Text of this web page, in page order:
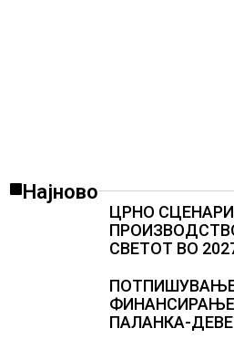
Најново
ЦРНО
СВЕТОТ ВО
милиони луѓе
ФИНАНСИРАЊЕ
ПАЛАНКА-